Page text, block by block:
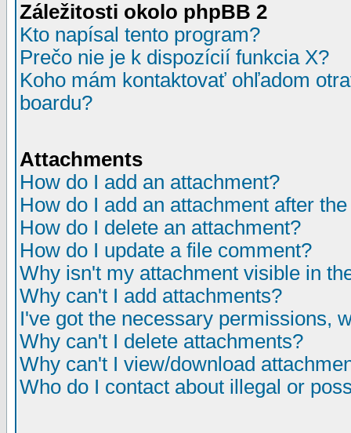
Záležitosti okolo phpBB 2
Kto napísal tento program?
Prečo nie je k dispozícií funkcia X?
Koho mám kontaktovať ohľadom
boardu?
Attachments
How do I add an attachment?
How do I add an attachment after
How do I delete an attachment?
How do I update a file comment?
Why isn't my attachment visible in
Why can't I add attachments?
I've got the necessary permissions,
Why can't I delete attachments?
Why can't I view/download
Who do I contact about illegal or